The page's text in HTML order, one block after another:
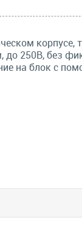
корпусе,
250В, без
на блок с